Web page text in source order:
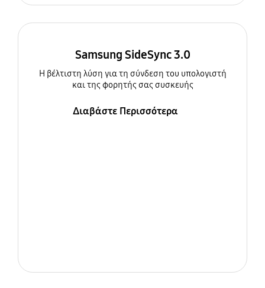
Samsung SideSync 3.0
Η βέλτιστη λύση για τη σύνδεση του υπολογιστή
και της φορητής σας συσκευής
Διαβάστε Περισσότερα